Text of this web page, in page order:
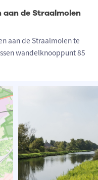
de Straalmolen
aan de Straalmolen te
wandelknooppunt 85